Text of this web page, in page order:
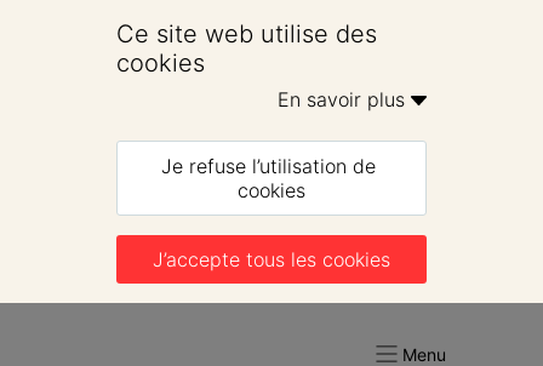
Ce site web utilise des
cookies
En savoir plus
Je refuse l’utilisation de
cookies
J’accepte tous les cookies
Menu